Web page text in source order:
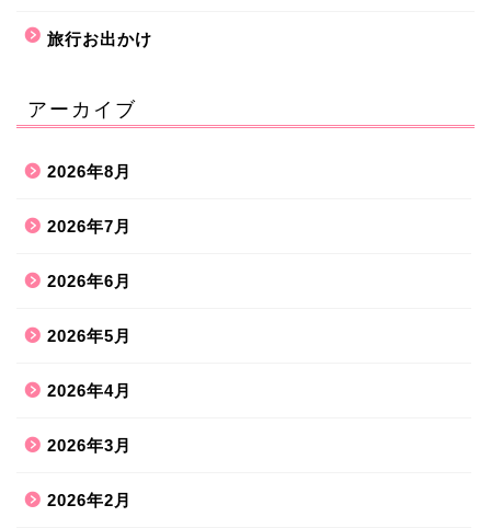
旅行お出かけ
アーカイブ
2026年8月
2026年7月
2026年6月
2026年5月
2026年4月
2026年3月
2026年2月